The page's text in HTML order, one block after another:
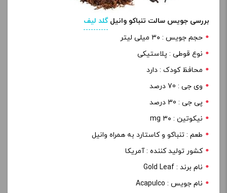
بررسی جویس سالت تنباکو وانیلگلد لیف
حجم جویس : ۳۰ میلی لیتر
نوع قوطی : پلاستیکی
محافظ کودک : دارد
وی جی : 70 درصد
پی جی : 30 درصد
نیکوتین : ۳۰ mg
طعم : تنباکو و کاستارد به همراه وانیل
کشور تولید کننده : آمریکا
نام برند : Gold Leaf
نام جویس : Acapulco